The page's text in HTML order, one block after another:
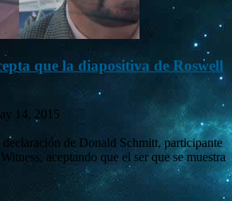
que la diapositiva de Roswell
14, 2015
declaración de Donald Schmitt, participante
aceptando que el ser que se muestra